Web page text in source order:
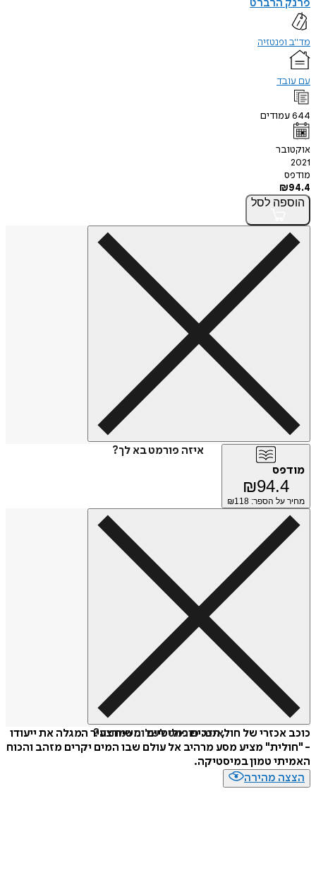
פרנק הרברט
מד"ב ופנטזיה
עם עובד
644עמודים
אוקטובר
2021
מודפס
₪94.4
הוספה לסל
איזה פורמט בא לך?
מודפס
₪94.4
מחיר על הספר: ₪ 118
איזה פורמט לשלוח כמתנה?
כוכב אכזרי של חול, תככים פוליטיים ומשיח צעיר המגלה את ייעודו
- "חולית" מציע מסע מרהיב אל עולם שבו המים יקרים מזהב והכוח
האמיתי טמון במיסטיקה.
הצצה מהירה